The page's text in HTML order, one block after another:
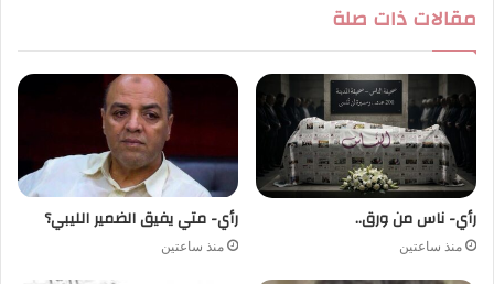
مقالات ذات صلة
رأي- ناس من ورق..
منذ ساعتين
رأي- متي يفيق الضمير الليبي؟
منذ ساعتين